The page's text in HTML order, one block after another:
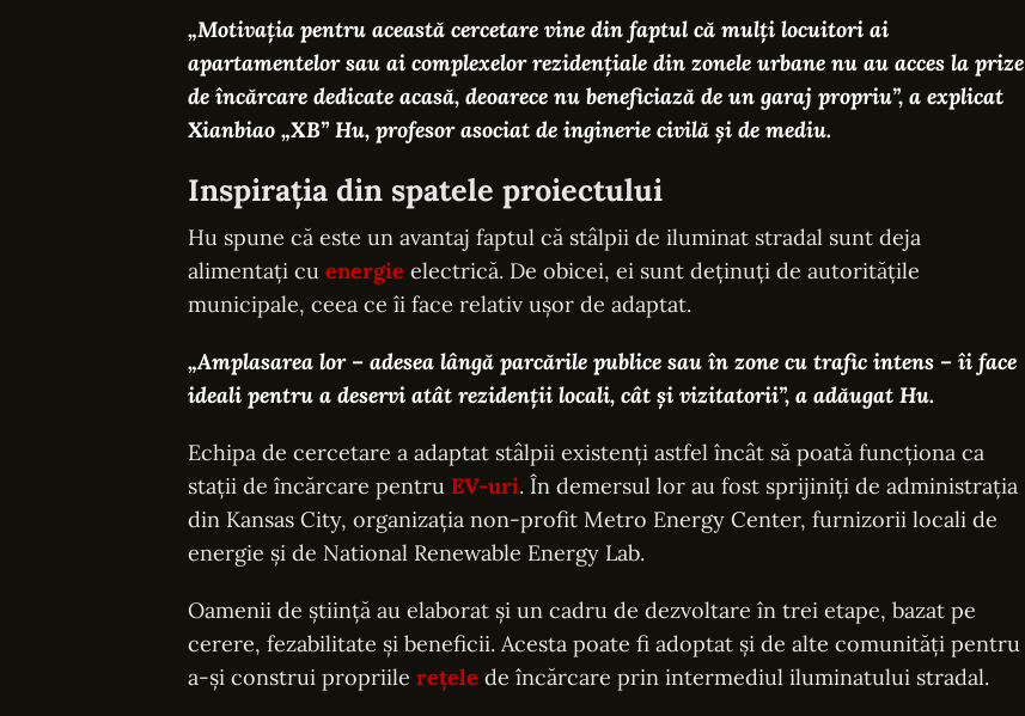
„Motivația pentru această cercetare vine din faptul că mulți locuitori ai
apartamentelor sau ai complexelor rezidențiale din zonele urbane nu au acces la prize
de încărcare dedicate acasă, deoarece nu beneficiază de un garaj propriu”, a explicat
Xianbiao „XB” Hu, profesor asociat de inginerie civilă și de mediu.
Inspirația din spatele proiectului
Hu spune că este un avantaj faptul că stâlpii de iluminat stradal sunt deja
alimentați cu energie electrică. De obicei, ei sunt deținuți de autoritățile
municipale, ceea ce îi face relativ ușor de adaptat.
„Amplasarea lor – adesea lângă parcările publice sau în zone cu trafic intens – îi face
ideali pentru a deservi atât rezidenții locali, cât și vizitatorii”, a adăugat Hu.
Echipa de cercetare a adaptat stâlpii existenți astfel încât să poată funcționa ca
stații de încărcare pentru EV-uri. În demersul lor au fost sprijiniți de administrația
din Kansas City, organizația non-profit Metro Energy Center, furnizorii locali de
energie și de National Renewable Energy Lab.
Oamenii de știință au elaborat și un cadru de dezvoltare în trei etape, bazat pe
cerere, fezabilitate și beneficii. Acesta poate fi adoptat și de alte comunități pentru
a-și construi propriile rețele de încărcare prin intermediul iluminatului stradal.